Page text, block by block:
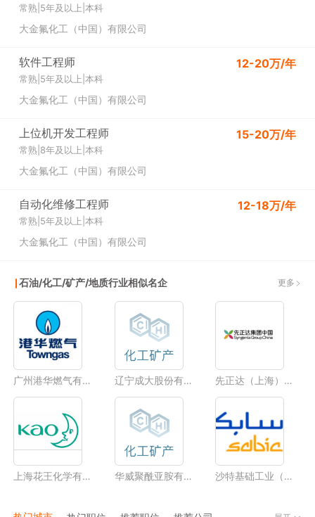
常熟 5年及以上 本科
大金氟化工（中国）有限公司
软件工程师
常熟 5年及以上 本科
大金氟化工（中国）有限公司
12-20万/年
上位机开发工程师
常熟 8年及以上 本科
大金氟化工（中国）有限公司
15-20万/年
自动化维修工程师
常熟 5年及以上 本科
大金氟化工（中国）有限公司
12-18万/年
石油/化工/矿产/地质行业相似名企 更多
广州港华燃气有限公司 辽宁成大股份有限公司 先正达（上海）作物保护科技有限公司
上海花王化学有限公司 华威聚酰亚胺有限责任公司 沙特基础工业（中国）投资有限公司